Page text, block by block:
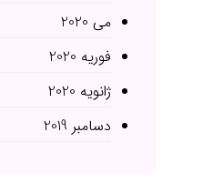
می 2020
فوریه 2020
ژانویه 2020
دسامبر 2019